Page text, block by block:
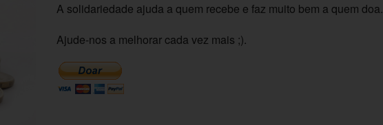
A solidariedade ajuda a quem recebe e faz muito bem a quem doa.
Ajude-nos a melhorar cada vez mais ;).